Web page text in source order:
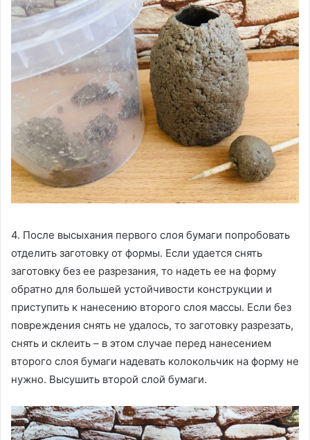
4. После высыхания первого слоя бумаги попробовать
отделить заготовку от формы. Если удается снять
заготовку без ее разрезания, то надеть ее на форму
обратно для большей устойчивости конструкции и
приступить к нанесению второго слоя массы. Если без
повреждения снять не удалось, то заготовку разрезать,
снять и склеить – в этом случае перед нанесением
второго слоя бумаги надевать колокольчик на форму не
нужно. Высушить второй слой бумаги.